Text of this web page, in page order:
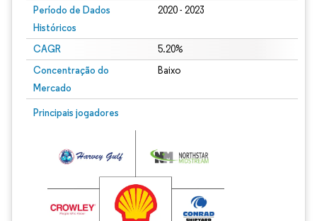
Período de Dados
Históricos
2020 - 2023
CAGR 5.20%
Concentração do
Mercado
Baixo
Principais jogadores